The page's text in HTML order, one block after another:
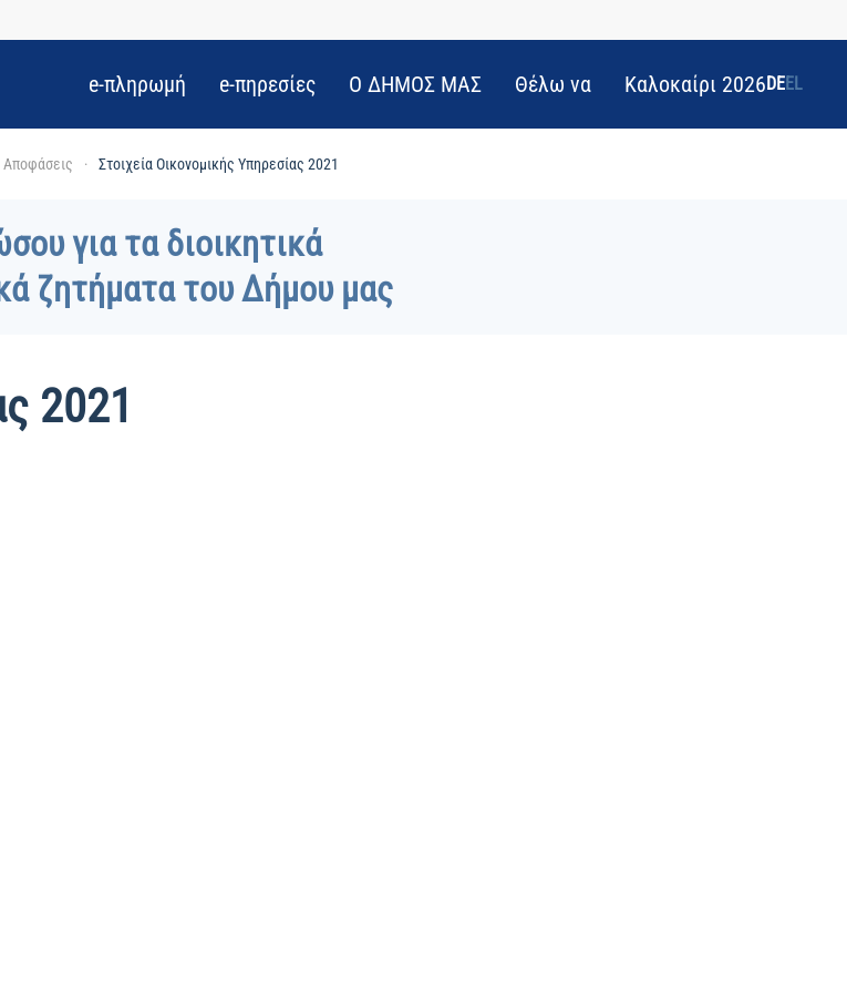
e-πληρωμή e-πηρεσίες Ο ΔΗΜΟΣ ΜΑΣ Θέλω να Καλοκαίρι 2026DEEL
Αποφάσεις Στοιχεία Οικονομικής Υπηρεσίας 2021
για τα διοικητικά
ζητήματα του Δήμου μας
2021